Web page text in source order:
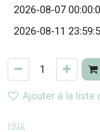
Ajouter à la liste
Prix